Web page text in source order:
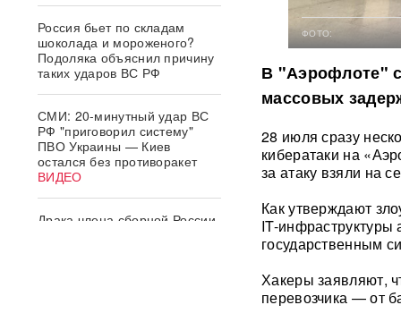
Россия бьет по складам
шоколада и мороженого?
Подоляка объяснил причину
таких ударов ВС РФ
СМИ: 20-минутный удар ВС
РФ "приговорил систему"
ПВО Украины — Киев
остался без противоракет
ВИДЕО
Драка члена сборной России
ФОТО:
В "Аэрофлоте"
массовых
28 июля сразу
кибератаки на
за атаку взяли на
Как утверждают
IT-
государственным
Хакеры заявляют,
перевозчика — от